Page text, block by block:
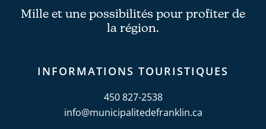
Mille et une possibilités pour profiter de
la région.
INFORMATIONS TOURISTIQUES
450 827-2538
info@municipalitedefranklin.ca